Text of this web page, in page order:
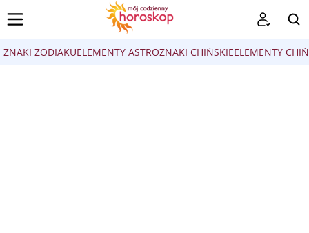
ZNAKI ZODIAKUELEMENTY ASTROZNAKI CHIŃSKIEELEMENTY